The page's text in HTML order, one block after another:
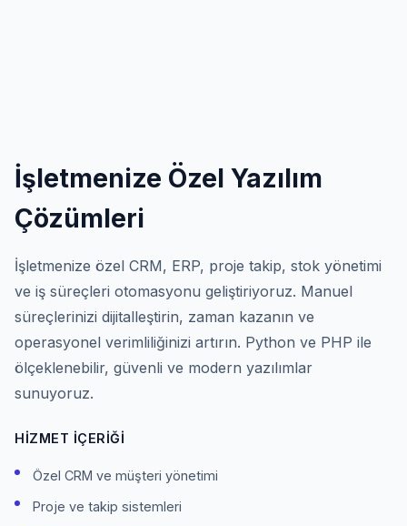
İşletmenize Özel Yazılım
Çözümleri
İşletmenize özel CRM, ERP, proje takip, stok yönetimi
ve iş süreçleri otomasyonu geliştiriyoruz. Manuel
süreçlerinizi dijitalleştirin, zaman kazanın ve
operasyonel verimliliğinizi artırın. Python ve PHP ile
ölçeklenebilir, güvenli ve modern yazılımlar
sunuyoruz.
HIZMET İÇERIĞI
Özel CRM ve müşteri yönetimi
Proje ve takip sistemleri